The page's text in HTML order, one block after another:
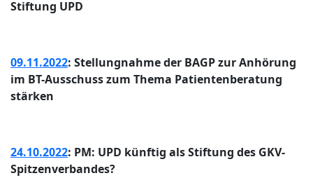
Stiftung UPD
09.11.2022: Stellungnahme der BAGP zur Anhörung
im BT-Ausschuss zum Thema Patientenberatung
stärken
24.10.2022: PM: UPD künftig als Stiftung des GKV-
Spitzenverbandes?